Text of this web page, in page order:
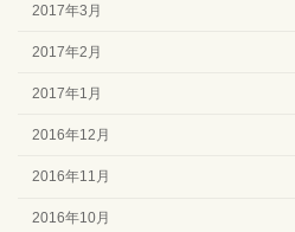
2017年3月
2017年2月
2017年1月
2016年12月
2016年11月
2016年10月